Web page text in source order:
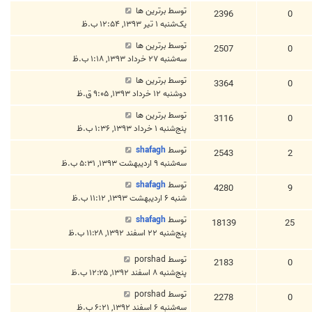
0
2396 توسطبرترین ها
یک‌شنبه ۱ تیر ۱۳۹۳, ۱۲:۵۴ ب.ظ
0
2507 توسطبرترین ها
سه‌شنبه ۲۷ خرداد ۱۳۹۳, ۱:۱۸ ب.ظ
0
3364 توسطبرترین ها
دوشنبه ۱۲ خرداد ۱۳۹۳, ۹:۰۵ ق.ظ
0
3116 توسطبرترین ها
پنج‌شنبه ۱ خرداد ۱۳۹۳, ۱:۳۶ ب.ظ
2
2543 توسط shafagh
سه‌شنبه ۹ اردیبهشت ۱۳۹۳, ۵:۳۱ ب.ظ
9
4280 توسط shafagh
شنبه ۶ اردیبهشت ۱۳۹۳, ۱۱:۱۲ ب.ظ
25
18139 توسط shafagh
پنج‌شنبه ۲۲ اسفند ۱۳۹۲, ۱۱:۲۸ ب.ظ
0
2183 توسط porshad
پنج‌شنبه ۸ اسفند ۱۳۹۲, ۱۲:۲۵ ب.ظ
0
2278 توسط porshad
سه‌شنبه ۶ اسفند ۱۳۹۲, ۶:۲۱ ب.ظ